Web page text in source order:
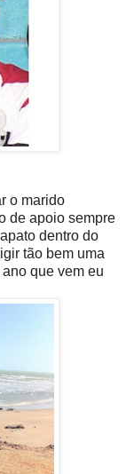
o marido
de apoio sempre
dentro do
tão bem uma
que vem eu